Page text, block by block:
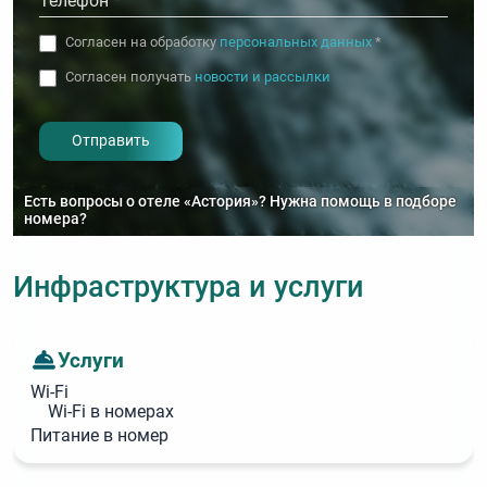
Есть вопросы о отеле «Астория»? Нужна помощь в подборе
номера?
Согласен на обработку персональных данных *
Согласен получать новости и рассылки
Инфраструктура и услуги
Услуги
Wi‑Fi
Wi‑Fi в номерах
Питание в номер